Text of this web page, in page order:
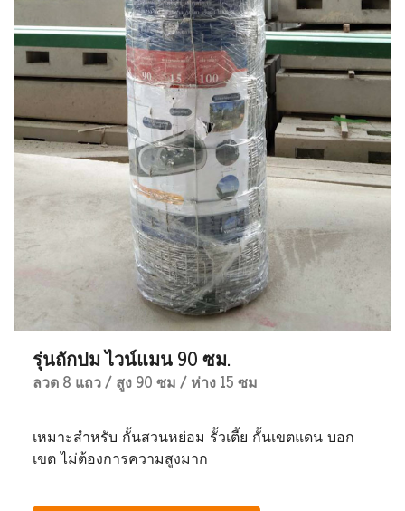
รุ่นถักปม ไวน์แมน 90 ซม.
ลวด 8 แถว / สูง 90 ซม / ห่าง 15 ซม
เหมาะสำหรับ กั้นสวนหย่อม รั้วเตี้ย กั้นเขตแดน บอก
เขต ไม่ต้องการความสูงมาก